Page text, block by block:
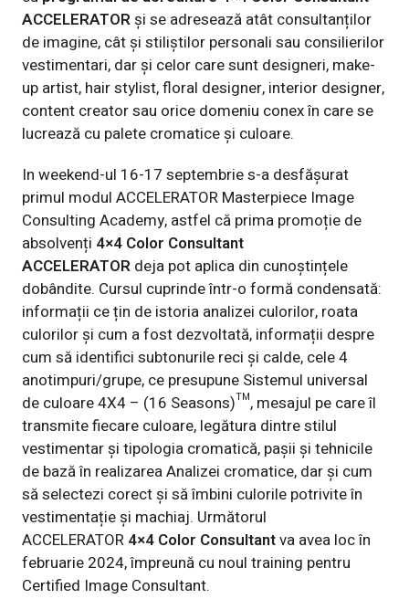
ACCELERATORși se adresează atât consultanților
de imagine, cât și stiliștilor personali sau consilierilor
vestimentari, dar și celor care sunt designeri, make-
up artist, hair stylist, floral designer, interior designer,
content creator sau orice domeniu conex în care se
lucrează cu palete cromatice și culoare.
In weekend-ul 16-17 septembrie s-a desfășurat
primul modul ACCELERATOR Masterpiece Image
Consulting Academy, astfel că prima promoție de
absolvenți 4×4 Color Consultant
ACCELERATOR deja pot aplica din cunoștințele
dobândite. Cursul cuprinde într-o formă condensată:
informații ce țin de istoria analizei culorilor, roata
culorilor și cum a fost dezvoltată, informații despre
cum să identifici subtonurile reci și calde, cele 4
anotimpuri/grupe, ce presupune Sistemul universal
de culoare 4X4 – (16 Seasons)™, mesajul pe care îl
transmite fiecare culoare, legătura dintre stilul
vestimentar și tipologia cromatică, pașii și tehnicile
de bază în realizarea Analizei cromatice, dar și cum
să selectezi corect și să îmbini culorile potrivite în
vestimentație și machiaj. Următorul
ACCELERATOR 4×4 Color Consultantva avea loc în
februarie 2024, împreună cu noul training pentru
Certified Image Consultant.